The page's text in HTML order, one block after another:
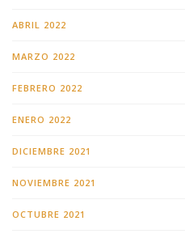
ABRIL 2022
MARZO 2022
FEBRERO 2022
ENERO 2022
DICIEMBRE 2021
NOVIEMBRE 2021
OCTUBRE 2021